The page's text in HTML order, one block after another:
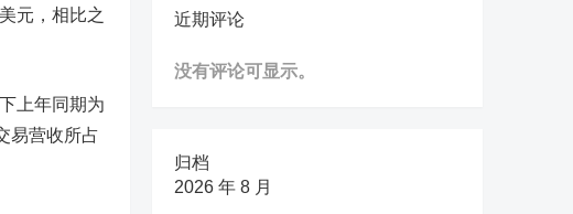
元，相比之
上年同期为
易营收所占
近期评论
没有评论可显示。
归档
2026 年 8 月